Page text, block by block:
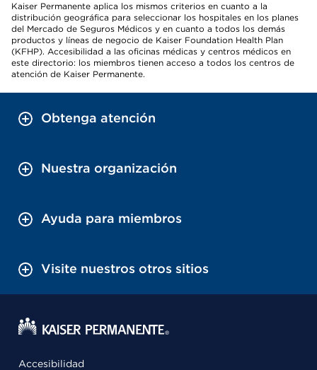
Kaiser Permanente aplica los mismos criterios en cuanto a la
distribución geográfica para seleccionar los hospitales en los planes
del Mercado de Seguros Médicos y en cuanto a todos los demás
productos y líneas de negocio de Kaiser Foundation Health Plan
(KFHP). Accesibilidad a las oficinas médicas y centros médicos en
este directorio: los miembros tienen acceso a todos los centros de
atención de Kaiser Permanente.
Obtenga atención
Nuestra organización
Ayuda para miembros
Visite nuestros otros sitios
Accesibilidad